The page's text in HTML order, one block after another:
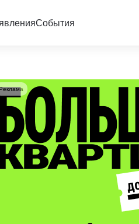
События